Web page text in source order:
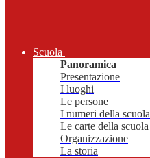
Scuola
Panoramica
Presentazione
I luoghi
Le persone
I numeri della scuola
Le carte della scuola
Organizzazione
La storia